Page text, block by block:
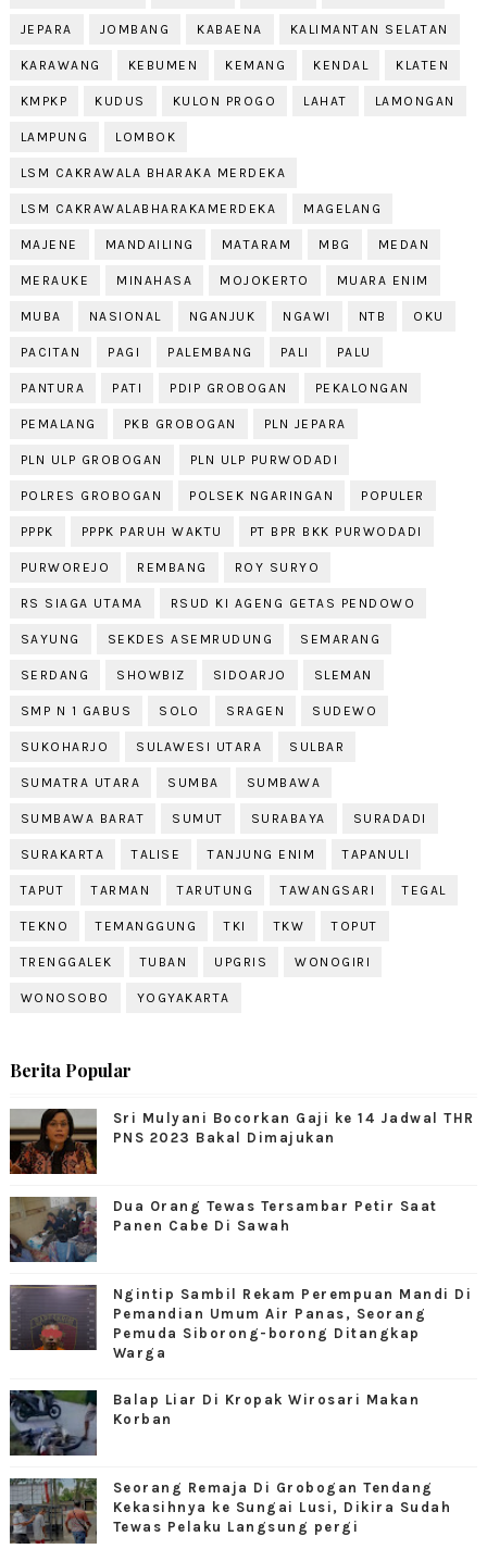
JEPARA JOMBANG KABAENA KALIMANTAN SELATAN
KARAWANG KEBUMEN KEMANG KENDAL KLATEN
KMPKP KUDUS KULON PROGO LAHAT LAMONGAN
LAMPUNG LOMBOK
LSM CAKRAWALA BHARAKA MERDEKA
LSM CAKRAWALABHARAKAMERDEKA MAGELANG
MAJENE MANDAILING MATARAM MBG MEDAN
MERAUKE MINAHASA MOJOKERTO MUARA ENIM
MUBA NASIONAL NGANJUK NGAWI NTB OKU
PACITAN PAGI PALEMBANG PALI PALU
PANTURA PATI PDIP GROBOGAN PEKALONGAN
PEMALANG PKB GROBOGAN PLN JEPARA
PLN ULP GROBOGAN PLN ULP PURWODADI
POLRES GROBOGAN POLSEK NGARINGAN POPULER
PPPK PPPK PARUH WAKTU PT BPR BKK PURWODADI
PURWOREJO REMBANG ROY SURYO
RS SIAGA UTAMA RSUD KI AGENG GETAS PENDOWO
SAYUNG SEKDES ASEMRUDUNG SEMARANG
SERDANG SHOWBIZ SIDOARJO SLEMAN
SMP N 1 GABUS SOLO SRAGEN SUDEWO
SUKOHARJO SULAWESI UTARA SULBAR
SUMATRA UTARA SUMBA SUMBAWA
SUMBAWA BARAT SUMUT SURABAYA SURADADI
SURAKARTA TALISE TANJUNG ENIM TAPANULI
TAPUT TARMAN TARUTUNG TAWANGSARI TEGAL
TEKNO TEMANGGUNG TKI TKW TOPUT
TRENGGALEK TUBAN UPGRIS WONOGIRI
WONOSOBO YOGYAKARTA
Berita Popular
Sri Mulyani Bocorkan Gaji ke 14 Jadwal THR
PNS 2023 Bakal Dimajukan
Dua Orang Tewas Tersambar Petir Saat
Panen Cabe Di Sawah
Ngintip Sambil Rekam Perempuan Mandi Di
Pemandian Umum Air Panas, Seorang
Pemuda Siborong-borong Ditangkap
Warga
Balap Liar Di Kropak Wirosari Makan
Korban
Seorang Remaja Di Grobogan Tendang
Kekasihnya ke Sungai Lusi, Dikira Sudah
Tewas Pelaku Langsung pergi